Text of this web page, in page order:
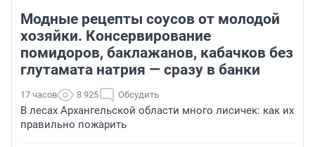
Модные рецепты соусов от молодой
хозяйки. Консервирование
помидоров, баклажанов, кабачков без
глутамата натрия — сразу в банки
17 часов 8 925 Обсудить
В лесах Архангельской области много лисичек: как их
правильно пожарить